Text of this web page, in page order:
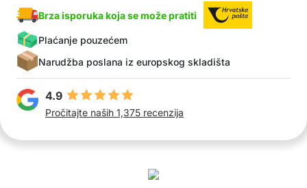
Brza isporuka koja se može pratiti
Plaćanje pouzećem
Narudžba poslana iz europskog skladišta
4.9
Pročitajte naših 1,375 recenzija